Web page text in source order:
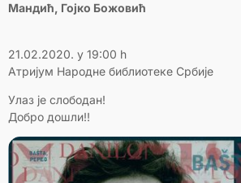
Мандић, Гојко Божовић
21.02.2020. у 19:00 h
Атријум Народне библиотеке Србије
Улаз је слободан!
Добро дошли!!